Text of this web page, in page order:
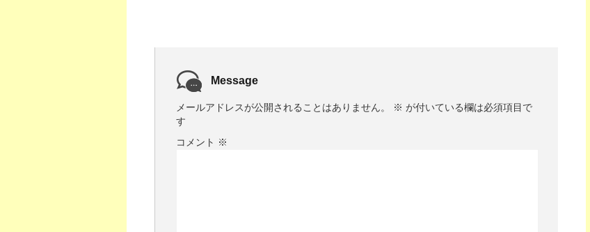
Message
メールアドレスが公開されることはありません。 ※ が付いている欄は必須項目で
す
コメント ※